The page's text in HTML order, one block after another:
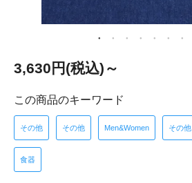
3,630円(税込)～
この商品のキーワード
その他 その他 Men&Women その他
食器